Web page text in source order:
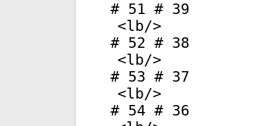
# 51 # 39
<lb/>
# 52 # 38
<lb/>
# 53 # 37
<lb/>
# 54 # 36